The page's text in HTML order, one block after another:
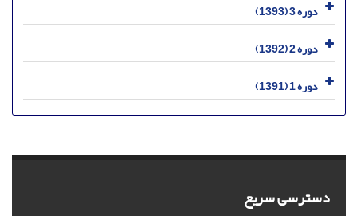
دوره 3 (1393)
دوره 2 (1392)
دوره 1 (1391)
دسترسی سریع